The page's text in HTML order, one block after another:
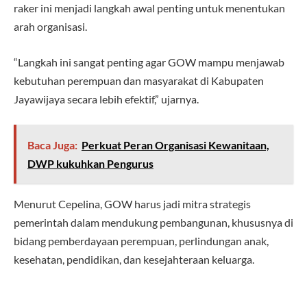
raker ini menjadi langkah awal penting untuk menentukan
arah organisasi.
“Langkah ini sangat penting agar GOW mampu menjawab
kebutuhan perempuan dan masyarakat di Kabupaten
Jayawijaya secara lebih efektif,” ujarnya.
Baca Juga: Perkuat Peran Organisasi Kewanitaan,
DWP kukuhkan Pengurus
Menurut Cepelina, GOW harus jadi mitra strategis
pemerintah dalam mendukung pembangunan, khususnya di
bidang pemberdayaan perempuan, perlindungan anak,
kesehatan, pendidikan, dan kesejahteraan keluarga.